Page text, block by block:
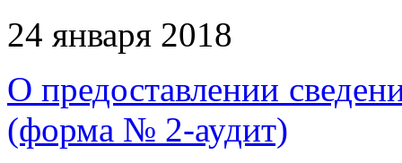
24 января 2018
О предоставлении
(форма № 2-аудит)